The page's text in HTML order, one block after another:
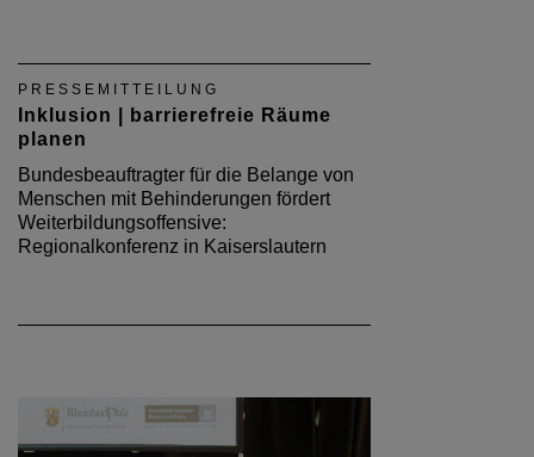
PRESSEMITTEILUNG
Inklusion | barrierefreie Räume
planen
Bundesbeauftragter für die Belange von
Menschen mit Behinderungen fördert
Weiterbildungsoffensive:
Regionalkonferenz in Kaiserslautern